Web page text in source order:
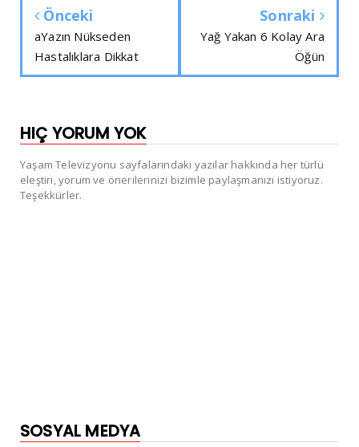
Önceki
aYazın Nükseden
Hastalıklara Dikkat
Sonraki
Yağ Yakan 6 Kolay Ara
Öğün
HIÇ YORUM YOK
Yaşam Televizyonu sayfalarındaki yazılar hakkında her türlü
eleştiri, yorum ve önerilerinizi bizimle paylaşmanızı istiyoruz.
Teşekkürler.
SOSYAL MEDYA